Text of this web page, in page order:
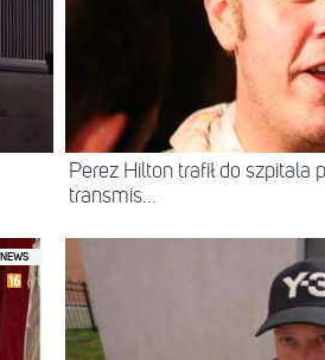
Perez Hilton trafił do szpitala
transmis...
NEWS